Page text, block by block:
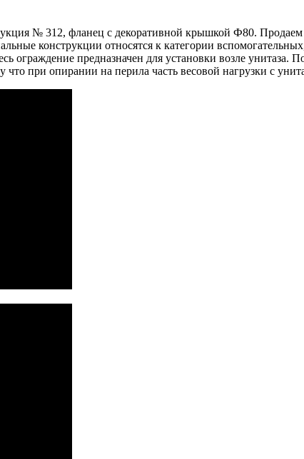
№ 312, фланец с декоративной крышкой Ф80. Продаем
конструкции относятся к категории
ограждение предназначен для установки возле
при опирании на перила часть весовой нагрузки с